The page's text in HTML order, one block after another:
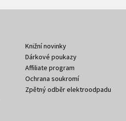
Knižní novinky
Dárkové poukazy
Affiliate program
Ochrana soukromí
Zpětný odběr elektroodpadu